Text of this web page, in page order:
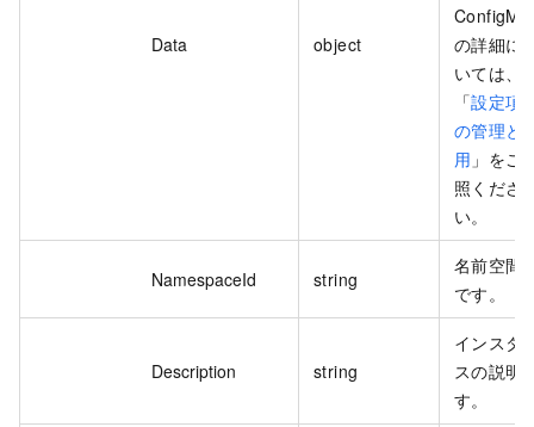
Data object
の詳細に
いては、
「設定項
の管理と
用 」をご
照くださ
い。
NamespaceId string
名前空間
です。
Description string
インスタ
スの説明
す。